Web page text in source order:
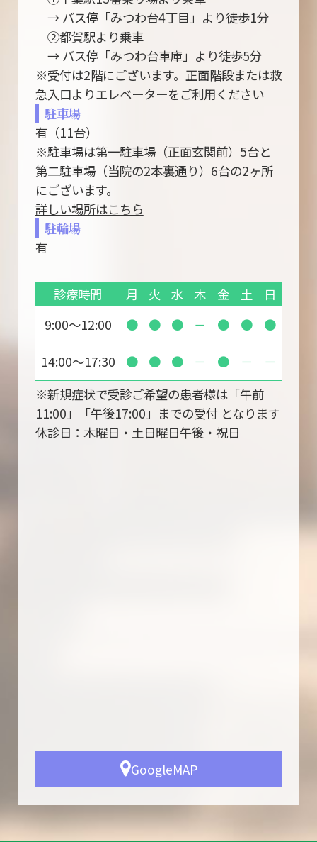
→ バス停「みつわ台4丁目」より徒歩1分
②都賀駅より乗車
→ バス停「みつわ台車庫」より徒歩5分
※受付は2階にございます。正面階段または救
急入口よりエレベーターをご利用ください
駐車場
有（11台）
※駐車場は第一駐車場（正面玄関前）5台と
第二駐車場（当院の2本裏通り）6台の2ヶ所
にございます。
詳しい場所はこちら
駐輪場
有
※新規症状で受診ご希望の患者様は「午前
11:00」「午後17:00」までの受付 となります
休診日：木曜日・土日曜日午後・祝日
診療時間 月 火 水 木 金 土
日
9:00～12:00
● ● ● － ● ● ●
14:00～17:30 ● ● ● － ● － －
GoogleMAP